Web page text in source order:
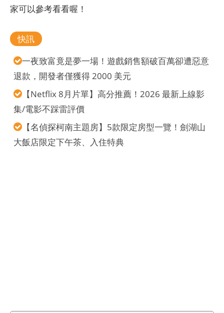
家可以參考看看喔！
快訊
一夜致富竟是夢一場！遊戲銷售額破百萬卻遭惡意
退款，開發者僅獲得 2000 美元
【Netflix 8月片單】高分推薦！2026 最新上線影
集/電影不踩雷評價
【名偵探柯南主題房】5款限定房型一覽！劍湖山
大飯店限定下午茶、入住特典